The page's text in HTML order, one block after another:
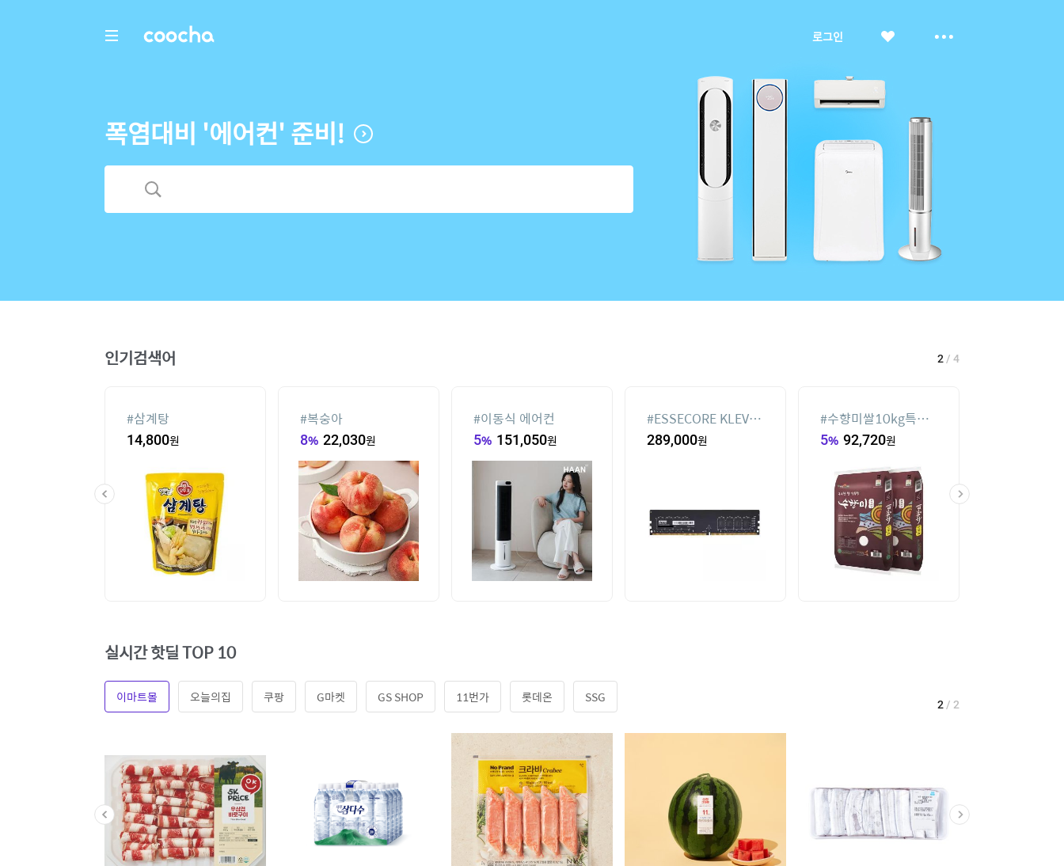
COOCHA 로그인 보
폭염대비 '에어컨' 준비!
인기검색어
#삼계탕
14,800원
#복숭아
8% 22,030원
#이동식 에어컨
5% 151,050원
#ESSECORE KLEVV
DDR4-3200 CL22
289,000원
#수향미쌀10kg특등
급
5% 92,720원
2 / 4
실시간 핫딜 TOP 10
이마트몰 오늘의집 쿠팡 G마켓 GS SHOP 11번가 롯데온 SSG 2 / 2